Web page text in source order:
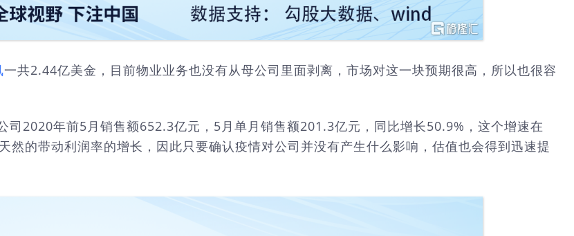
一共2.44亿美金，目前物业业务也没有从母公司里面剥离，市场对这一块预期很高，所以也很容
司2020年前5月销售额652.3亿元，5月单月销售额201.3亿元，同比增长50.9%，这个增速在
的带动利润率的增长，因此只要确认疫情对公司并没有产生什么影响，估值也会得到迅速提